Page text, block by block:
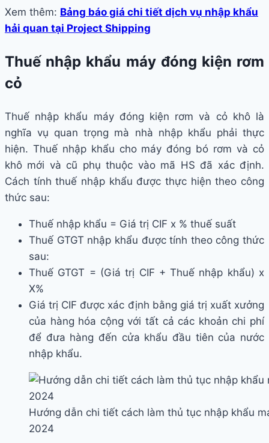
Xem thêm: Bảng báo giá chi tiết dịch vụ nhập khẩu
hải quan tại Project Shipping
Thuế nhập khẩu máy đóng kiện rơm
cỏ
Thuế nhập khẩu máy đóng kiện rơm và cỏ khô là
nghĩa vụ quan trọng mà nhà nhập khẩu phải thực
hiện. Thuế nhập khẩu cho máy đóng bó rơm và cỏ
khô mới và cũ phụ thuộc vào mã HS đã xác định.
Cách tính thuế nhập khẩu được thực hiện theo công
thức sau:
Thuế nhập khẩu = Giá trị CIF x % thuế suất
Thuế GTGT nhập khẩu được tính theo công thức
sau:
Thuế GTGT = (Giá trị CIF + Thuế nhập khẩu) x
X%
Giá trị CIF được xác định bằng giá trị xuất xưởng
của hàng hóa cộng với tất cả các khoản chi phí
để đưa hàng đến cửa khẩu đầu tiên của nước
nhập khẩu.
Hướng dẫn chi tiết cách làm thủ tục nhập khẩu
2024